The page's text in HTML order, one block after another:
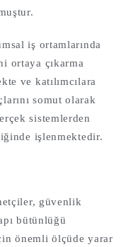
iş ortamlarında
ortaya çıkarma
ve katılımcılara
somut olarak
sistemlerden
işlenmektedir.
güvenlik
bütünlüğü
önemli ölçüde yarar